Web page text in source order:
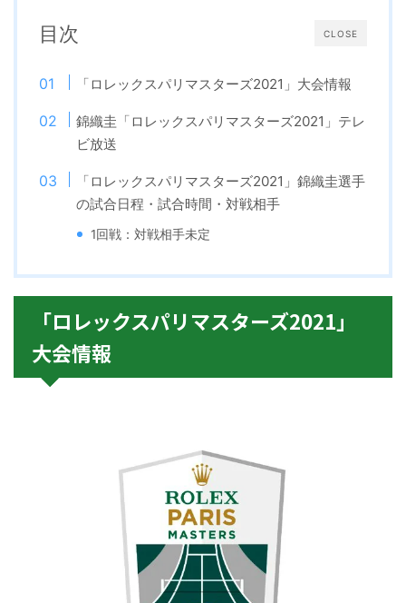
CLOSE
目次
「ロレックスパリマスターズ2021」大会情報
錦織圭「ロレックスパリマスターズ2021」テレ
ビ放送
「ロレックスパリマスターズ2021」錦織圭選手
の試合日程・試合時間・対戦相手
1回戦：対戦相手未定
「ロレックスパリマスターズ2021」
大会情報